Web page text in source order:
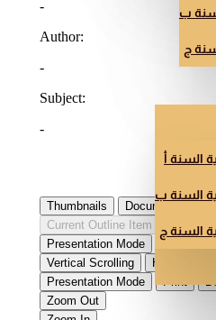
ب
ج
السنة أ
السنة ب
السنة ج